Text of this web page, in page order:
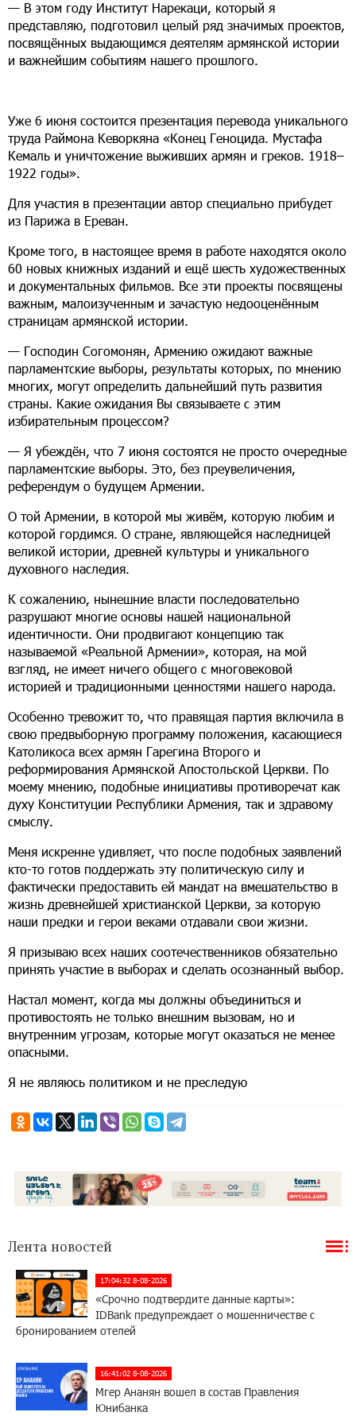
— В этом году Институт Нарекаци, который я
представляю, подготовил целый ряд значимых проектов,
посвящённых выдающимся деятелям армянской истории
и важнейшим событиям нашего прошлого.
Уже 6 июня состоится презентация перевода уникального
труда Раймона Кеворкяна «Конец Геноцида. Мустафа
Кемаль и уничтожение выживших армян и греков. 1918–
1922 годы».
Для участия в презентации автор специально прибудет
из Парижа в Ереван.
Кроме того, в настоящее время в работе находятся около
60 новых книжных изданий и ещё шесть художественных
и документальных фильмов. Все эти проекты посвящены
важным, малоизученным и зачастую недооценённым
страницам армянской истории.
— Господин Согомонян, Армению ожидают важные
парламентские выборы, результаты которых, по мнению
многих, могут определить дальнейший путь развития
страны. Какие ожидания Вы связываете с этим
избирательным процессом?
— Я убеждён, что 7 июня состоятся не просто очередные
парламентские выборы. Это, без преувеличения,
референдум о будущем Армении.
О той Армении, в которой мы живём, которую любим и
которой гордимся. О стране, являющейся наследницей
великой истории, древней культуры и уникального
духовного наследия.
К сожалению, нынешние власти последовательно
разрушают многие основы нашей национальной
идентичности. Они продвигают концепцию так
называемой «Реальной Армении», которая, на мой
взгляд, не имеет ничего общего с многовековой
историей и традиционными ценностями нашего народа.
Особенно тревожит то, что правящая партия включила в
свою предвыборную программу положения, касающиеся
Католикоса всех армян Гарегина Второго и
реформирования Армянской Апостольской Церкви. По
моему мнению, подобные инициативы противоречат как
духу Конституции Республики Армения, так и здравому
смыслу.
Меня искренне удивляет, что после подобных заявлений
кто-то готов поддержать эту политическую силу и
фактически предоставить ей мандат на вмешательство в
жизнь древнейшей христианской Церкви, за которую
наши предки и герои веками отдавали свои жизни.
Я призываю всех наших соотечественников обязательно
принять участие в выборах и сделать осознанный выбор.
Настал момент, когда мы должны объединиться и
противостоять не только внешним вызовам, но и
внутренним угрозам, которые могут оказаться не менее
опасными.
Я не являюсь политиком и не преследую
Лента новостей
17:04:32 8-08-2026
«Срочно подтвердите данные карты»:
IDBank предупреждает о мошенничестве с
бронированием отелей
16:41:02 8-08-2026
Мгер Ананян вошел в состав Правления
Юнибанка